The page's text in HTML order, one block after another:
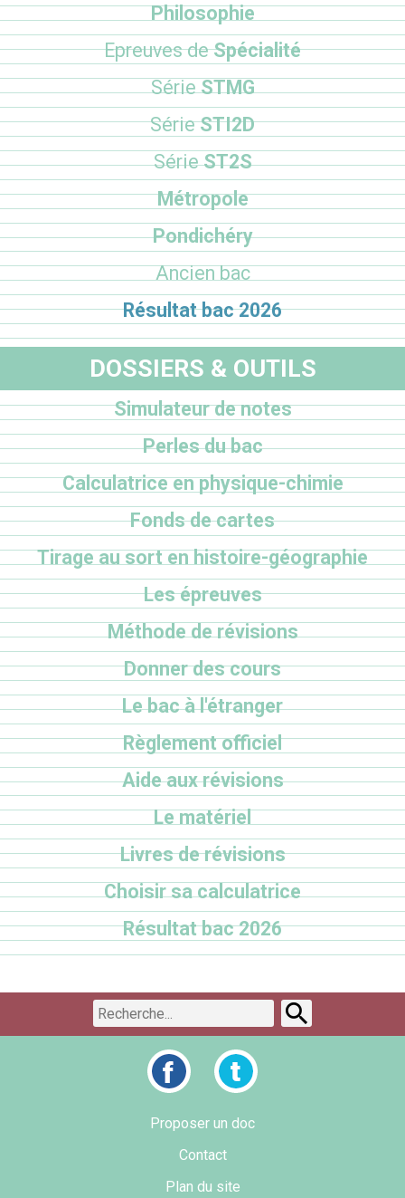
Philosophie
Epreuves deSpécialité
SérieSTMG
SérieSTI2D
SérieST2S
Métropole
Pondichéry
Ancien bac
Résultat bac 2026
DOSSIERS & OUTILS
Simulateur de notes
Perles du bac
Calculatrice en physique-chimie
Fonds de cartes
Tirage au sort en histoire-géographie
Les épreuves
Méthode de révisions
Donner des cours
Le bac à l'étranger
Règlement officiel
Aide aux révisions
Le matériel
Livres de révisions
Choisir sa calculatrice
Résultat bac 2026
Proposer un doc
Contact
Plan du site